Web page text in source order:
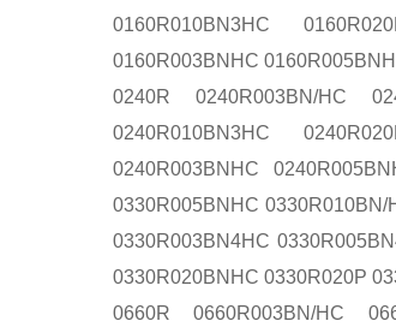
0160R010BN3HC
0160R003BNHC
0240R 0240R003BN/HC
0240R010BN3HC
0240R003BNHC
0330R005BNHC
0330R003BN4HC
0330R020BNHC 0330R020P
0660R 0660R003BN/HC